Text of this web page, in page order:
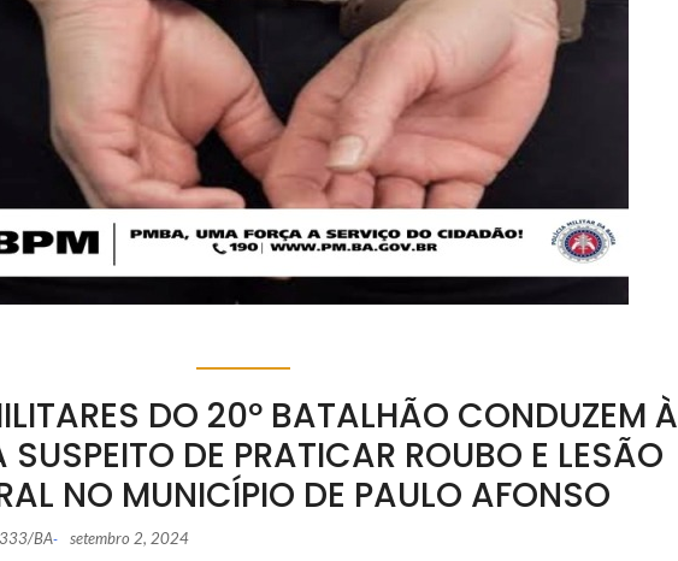
DO 20º BATALHÃO CONDUZEM À
SUSPEITO DE PRATICAR ROUBO E LESÃO
NO MUNICÍPIO DE PAULO AFONSO
BA- setembro 2, 2024